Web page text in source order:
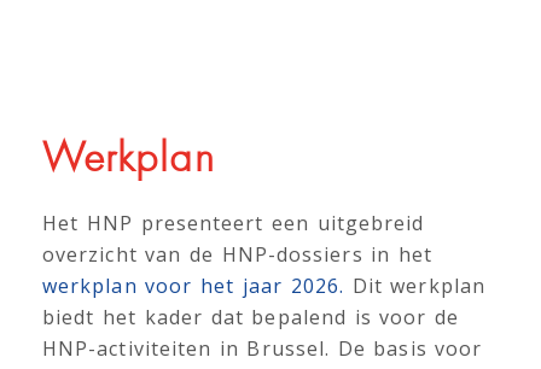
Werkplan
Het HNP presenteert een uitgebreid
overzicht van de HNP-dossiers in het
werkplan voor het jaar 2026. Dit werkplan
biedt het kader dat bepalend is voor de
HNP-activiteiten in Brussel. De basis voor